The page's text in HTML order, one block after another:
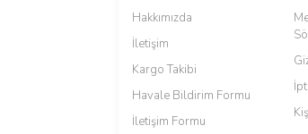
Hakkımızda
İletişim
Kargo Takibi
Havale Bildirim Formu
İletişim Formu